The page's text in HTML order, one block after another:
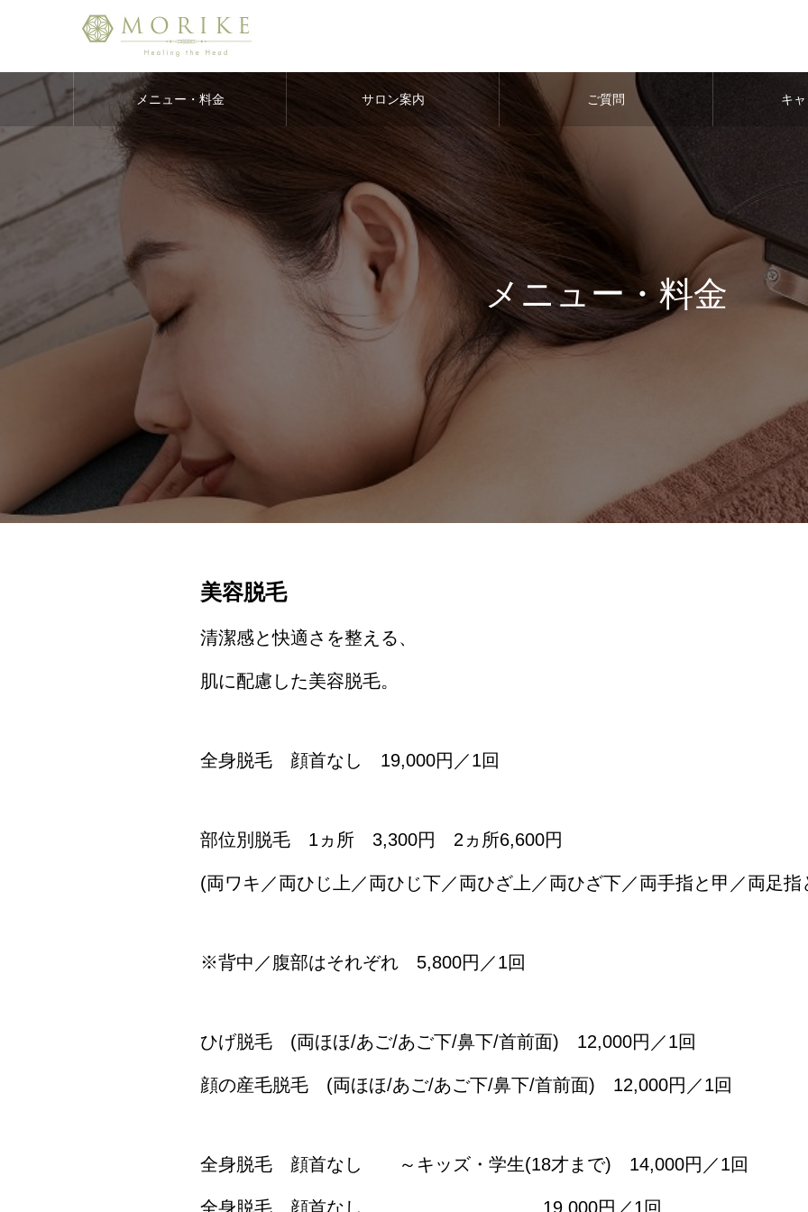
メニュー・料金 サロン案内 ご質問 キ
メニュー・料金
美容脱毛
清潔感と快適さを整える、
肌に配慮した美容脱毛。
全身脱毛 顔首なし 19,000円／1回
部位別脱毛 1ヵ所 3,300円 2ヵ所6,600円
(両ワキ／両ひじ上／両ひじ下／両ひざ上／両ひざ下／両手指と甲／両足指
※背中／腹部はそれぞれ 5,800円／1回
ひげ脱毛 (両ほほ/あご/あご下/鼻下/首前面) 12,000円／1回
顔の産毛脱毛 (両ほほ/あご/あご下/鼻下/首前面) 12,000円／1回
全身脱毛 顔首なし ～キッズ・学生(18才まで) 14,000円／1回
全身脱毛 顔首なし 19,000円／1回